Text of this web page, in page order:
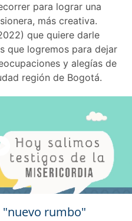
para lograr una
más creativa.
que quiere darle
que logremos para dejar
y alegías de
región de Bogotá.
"nuevo rumbo"